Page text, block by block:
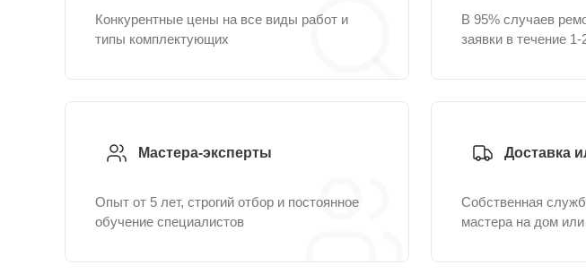
Конкурентные цены на все виды работ и
типы комплектующих
В 95% случаев
заявки в течение 1-
Мастера-эксперты
Опыт от 5 лет, строгий отбор и постоянное
обучение специалистов
Доставка
Собственная
мастера на дом